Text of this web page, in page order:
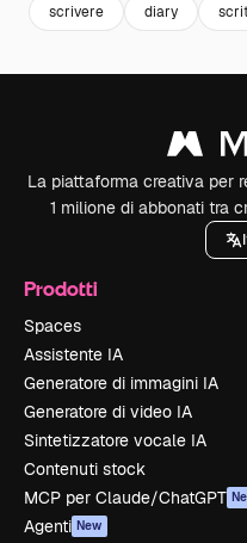
scrivere diary
La piattaforma creativa per
1 milione di abbonati tra
Prodotti
Spaces
Assistente IA
Generatore di immagini IA
Generatore di video IA
Sintetizzatore vocale IA
Contenuti stock
MCP per Claude/ChatGPT
Agenti New